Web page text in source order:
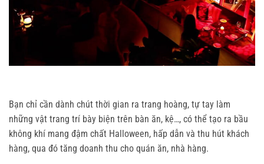
Bạn chỉ cần dành chút thời gian ra trang hoàng, tự tay làm
những vật trang trí bày biện trên bàn ăn, kệ…, có thể tạo ra bầu
không khí mang đậm chất Halloween, hấp dẫn và thu hút khách
hàng, qua đó tăng doanh thu cho quán ăn, nhà hàng.